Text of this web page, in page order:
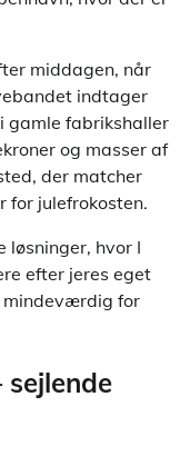
middagen, når
indtager
gamle fabrikshaller
og masser af
der matcher
for julefrokosten.
løsninger, hvor I
efter jeres eget
mindeværdig for
sejlende